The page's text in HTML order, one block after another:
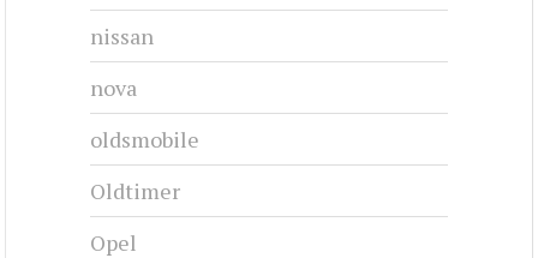
nissan
nova
oldsmobile
Oldtimer
Opel